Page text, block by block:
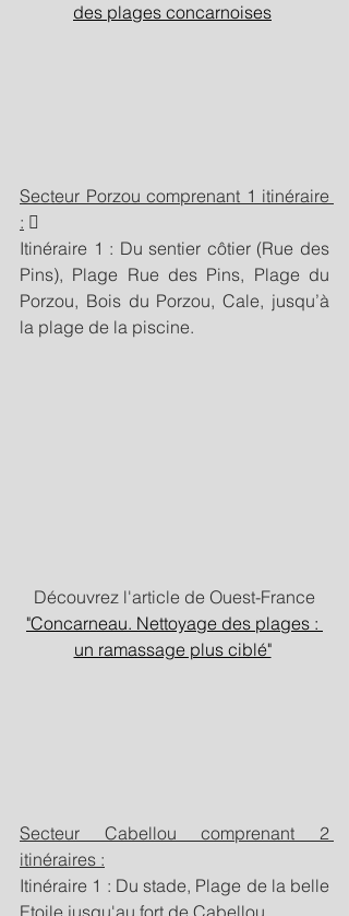
des plages concarnoises
Secteur Porzou comprenant 1 itinéraire
: 
Itinéraire 1 : Du sentier côtier (Rue des
Pins), Plage Rue des Pins, Plage du
Porzou, Bois du Porzou, Cale, jusqu’à
la plage de la piscine.
Découvrez l'article de Ouest-France
"Concarneau. Nettoyage des plages :
un ramassage plus ciblé"
Secteur Cabellou comprenant 2
itinéraires :
Itinéraire 1 : Du stade, Plage de la belle